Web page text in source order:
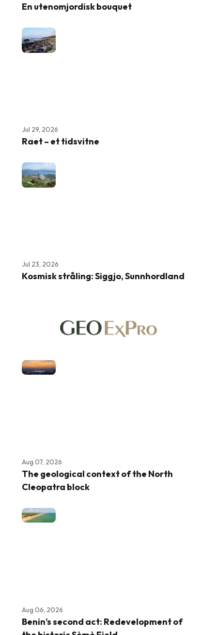
En utenomjordisk bouquet
Jul 29, 2026
Raet – et tidsvitne
Jul 23, 2026
Kosmisk stråling: Siggjo, Sunnhordland
Aug 07, 2026
The geological context of the North
Cleopatra block
Aug 06, 2026
Benin’s second act: Redevelopment of